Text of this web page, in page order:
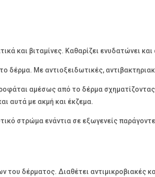
και βιταμίνες. Καθαρίζει ενυδατώνει
δέρμα. Με αντιοξειδωτικές,
αμέσως από το δέρμα
αυτά με ακμή και έκζεμα.
στρώμα ενάντια σε εξωγενείς
δέρματος. Διαθέτει αντιμικροβιακές